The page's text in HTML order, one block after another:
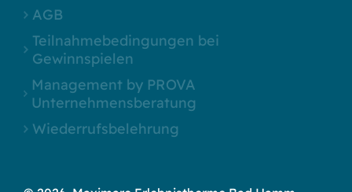
AGB
Teilnahmebedingungen bei
Gewinnspielen
Management by PROVA
Unternehmensberatung
Wiederrufsbelehrung